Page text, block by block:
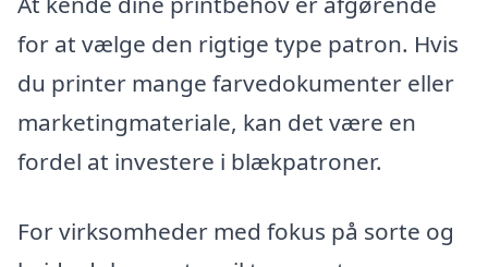
for at vælge den rigtige type patron. Hvis
du printer mange farvedokumenter eller
marketingmateriale, kan det være en
fordel at investere i blækpatroner.
For virksomheder med fokus på sorte og